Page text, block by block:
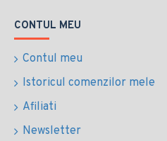
CONTUL MEU
Contul meu
Istoricul comenzilor mele
Afiliati
Newsletter